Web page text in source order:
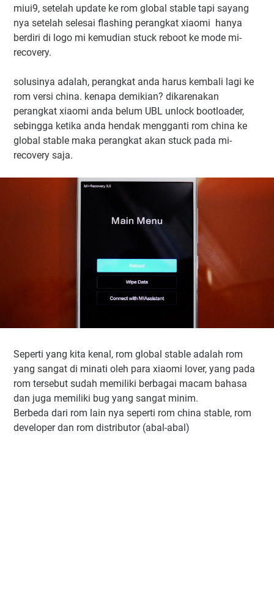
miui9, setelah update ke rom global stable tapi sayang
nya setelah selesai flashing perangkat xiaomi hanya
berdiri di logo mi kemudian stuck reboot ke mode mi-
recovery.
solusinya adalah, perangkat anda harus kembali lagi ke
rom versi china. kenapa demikian? dikarenakan
perangkat xiaomi anda belum UBL unlock bootloader,
sebingga ketika anda hendak mengganti rom china ke
global stable maka perangkat akan stuck pada mi-
recovery saja.
Seperti yang kita kenal, rom global stable adalah rom
yang sangat di minati oleh para xiaomi lover, yang pada
rom tersebut sudah memiliki berbagai macam bahasa
dan juga memiliki bug yang sangat minim.
Berbeda dari rom lain nya seperti rom china stable, rom
developer dan rom distributor (abal-abal)